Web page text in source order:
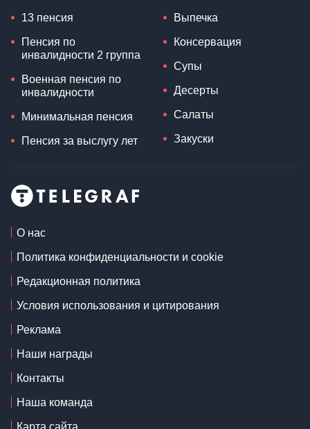
13 пенсия
Пенсия по
инвалидности 2 группа
Военная пенсия по
инвалидности
Минимальная пенсия
Пенсия за выслугу лет
Выпечка
Консервация
Супы
Десерты
Салаты
Закуски
О нас
Политика конфиденциальности и cookie
Редакционная политика
Условия использования и цитирования
Реклама
Наши награды
Контакты
Наша команда